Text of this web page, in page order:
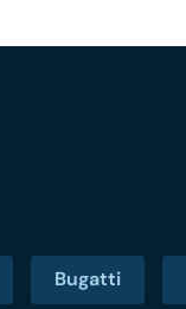
Bugatti